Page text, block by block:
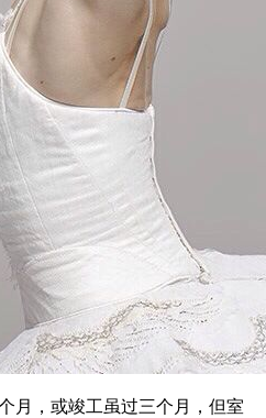
月，或竣工虽过三个月，但室